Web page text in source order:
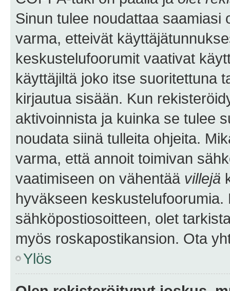
Sinun tulee noudattaa saamiasi
varma, etteivät
keskustelufoorumit vaativat
käyttäjiltä joko itse suoritettuna
kirjautua sisään. Kun
aktivoinnista ja kuinka se tulee
noudata siinä tulleita ohjeita.
varma, että annoit toimivan
vaatimiseen on vähentää villejä
hyväkseen
sähköpostiosoitteen, olet
myös roskapostikansion. Ota
Ylös